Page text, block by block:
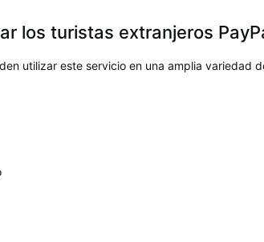
los turistas extranjeros
utilizar este servicio en una amplia variedad